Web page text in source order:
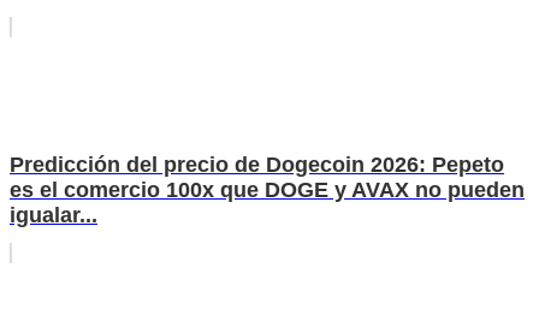
Predicción del precio de Dogecoin 2026: Pepeto
es el comercio 100x que DOGE y AVAX no pueden
igualar...